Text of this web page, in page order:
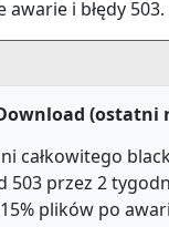
awarie i błędy 503.
(ostatni
całkowitego
503 przez 2
plików po